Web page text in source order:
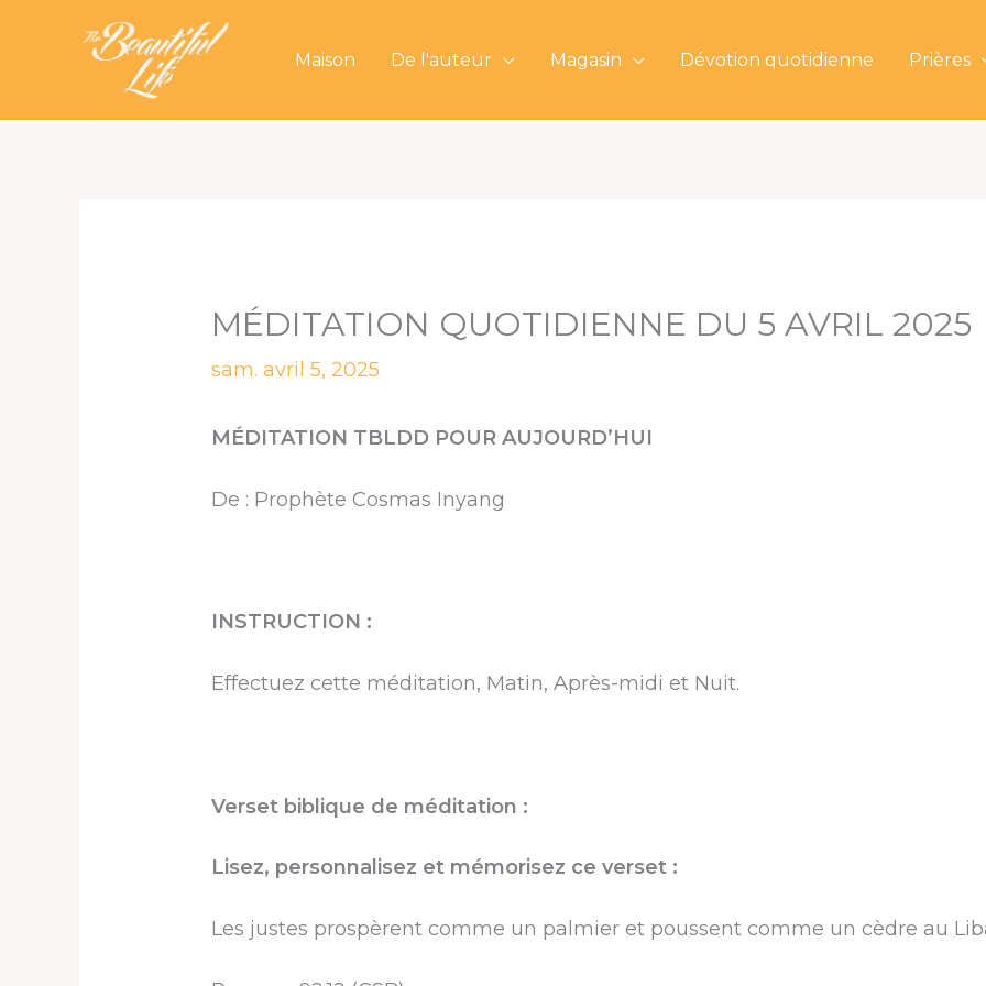
Maison De l'auteur Magasin Dévotion quotidienne Prières
MÉDITATION QUOTIDIENNE DU 5 AVRIL 2025
sam. avril 5, 2025
MÉDITATION TBLDD POUR AUJOURD’HUI
De : Prophète Cosmas Inyang
INSTRUCTION :
Effectuez cette méditation, Matin, Après-midi et Nuit.
Verset biblique de méditation :
Lisez, personnalisez et mémorisez ce verset :
Les justes prospèrent comme un palmier et poussent comme un cèdre au